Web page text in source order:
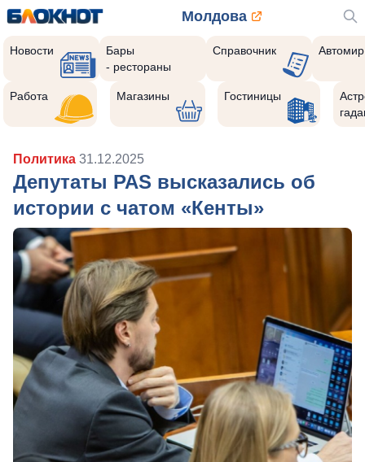
Молдова
Новости
Бары
- рестораны
Справочник Автомир
Работа Магазины Гостиницы
Политика 31.12.2025
Депутаты PAS высказались об
истории с чатом «Кенты»